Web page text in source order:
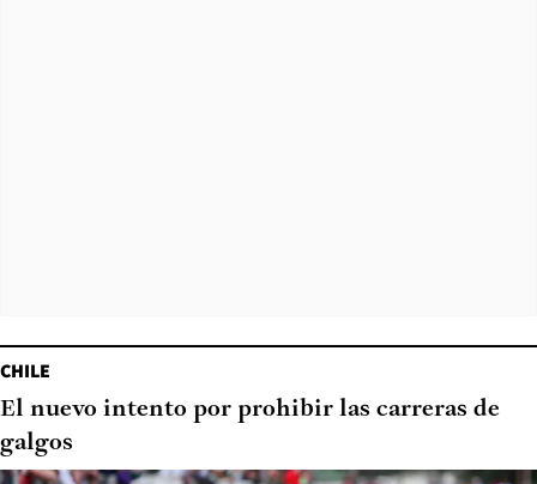
CHILE
El nuevo intento por prohibir las carreras de
galgos